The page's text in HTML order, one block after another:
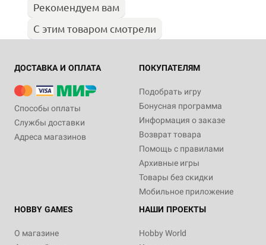
Рекомендуем вам
С этим товаром смотрели
ДОСТАВКА И ОПЛАТА
Способы оплаты
Службы доставки
Адреса магазинов
ПОКУПАТЕЛЯМ
Подобрать игру
Бонусная программа
Информация о заказе
Возврат товара
Помощь с правилами
Архивные игры
Товары без скидки
Мобильное приложение
HOBBY GAMES
О магазине
НАШИ ПРОЕКТЫ
Hobby World